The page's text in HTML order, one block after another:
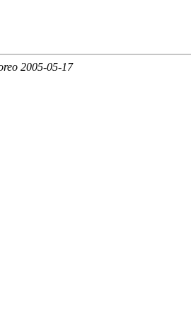
2005-05-17